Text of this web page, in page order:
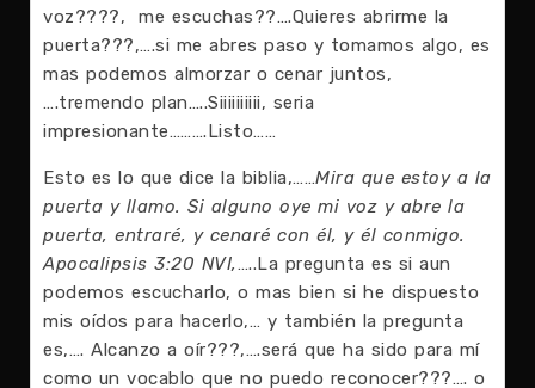
voz????, me escuchas??….Quieres abrirme la
puerta???,….si me abres paso y tomamos algo, es
mas podemos almorzar o cenar juntos,
….tremendo plan…..Siiiiiiiiii, seria
impresionante……….Listo……
Esto es lo que dice la biblia,……Mira que estoy a la
puerta y llamo. Si alguno oye mi voz y abre la
puerta, entraré, y cenaré con él, y él conmigo.
Apocalipsis 3:20 NVI,…..La pregunta es si aun
podemos escucharlo, o mas bien si he dispuesto
mis oídos para hacerlo,… y también la pregunta
es,…. Alcanzo a oír???,….será que ha sido para mí
como un vocablo que no puedo reconocer???…. o